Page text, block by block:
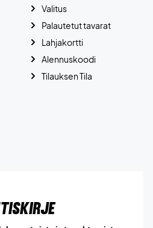
Valitus
Palautetut tavarat
Lahjakortti
Alennuskoodi
Tilauksen Tila